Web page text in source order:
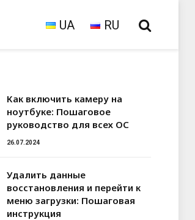
UA RU
Как включить камеру на
ноутбуке: Пошаговое
руководство для всех ОС
26.07.2024
Удалить данные
восстановления и перейти к
меню загрузки: Пошаговая
инструкция